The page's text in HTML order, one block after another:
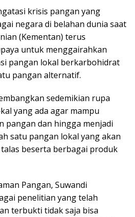
krisis pangan yang
negara di belahan dunia saat
(Kementan) terus
untuk menggairahkan
pangan lokal berkarbohidrat
pangan alternatif.
sedemikian rupa
yang ada agar mampu
pangan dan hingga menjadi
satu pangan lokal yang akan
beserta berbagai produk
Pangan, Suwandi
penelitian yang telah
terbukti tidak saja bisa